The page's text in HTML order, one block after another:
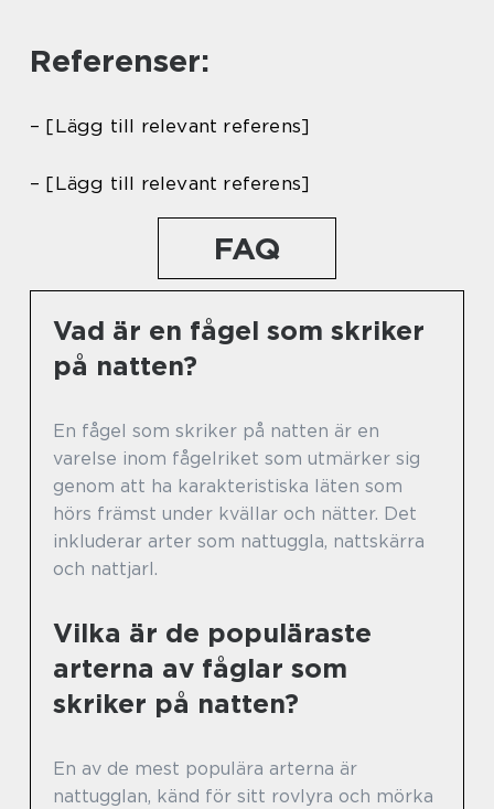
Referenser:
– [Lägg till relevant referens]
– [Lägg till relevant referens]
FAQ
Vad är en fågel som skriker
på natten?
En fågel som skriker på natten är en
varelse inom fågelriket som utmärker sig
genom att ha karakteristiska läten som
hörs främst under kvällar och nätter. Det
inkluderar arter som nattuggla, nattskärra
och nattjarl.
Vilka är de populäraste
arterna av fåglar som
skriker på natten?
En av de mest populära arterna är
nattugglan, känd för sitt rovlyra och mörka